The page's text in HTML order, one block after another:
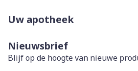
Uw apotheek
Nieuwsbrief
Blijf op de hoogte van nieuwe